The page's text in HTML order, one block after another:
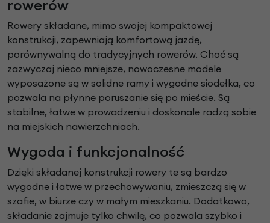
rowerów
Rowery składane, mimo swojej kompaktowej
konstrukcji, zapewniają komfortową jazdę,
porównywalną do tradycyjnych rowerów. Choć są
zazwyczaj nieco mniejsze, nowoczesne modele
wyposażone są w solidne ramy i wygodne siodełka, co
pozwala na płynne poruszanie się po mieście. Są
stabilne, łatwe w prowadzeniu i doskonale radzą sobie
na miejskich nawierzchniach.
Wygoda i funkcjonalność
Dzięki składanej konstrukcji rowery te są bardzo
wygodne i łatwe w przechowywaniu, zmieszczą się w
szafie, w biurze czy w małym mieszkaniu. Dodatkowo,
składanie zajmuje tylko chwilę, co pozwala szybko i